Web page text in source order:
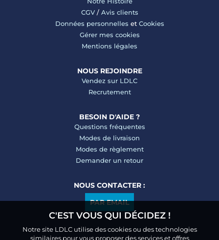
C'EST VOUS QUI DÉCIDEZ !
Notre site LDLC utilise des cookies ou des technologies
similaires pour vous proposer des services et offres
CGV/ Avis clients
Données personnelles et Cookies
Gérer mes cookies
Mentions légales
NOUS REJOINDRE
Vendez sur LDLC
Recrutement
BESOIN D'AIDE ?
Questions fréquentes
Modes de livraison
Modes de règlement
Demander un retour
NOUS CONTACTER :
PAR EMAIL